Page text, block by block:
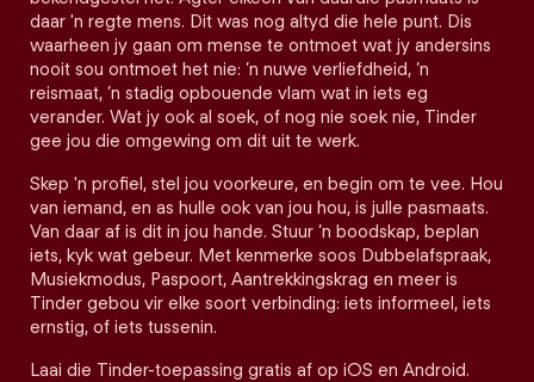
daar 'n regte mens. Dit was nog altyd die hele punt. Dis
waarheen jy gaan om mense te ontmoet wat jy andersins
nooit sou ontmoet het nie: ’n nuwe verliefdheid, ’n
reismaat, ’n stadig opbouende vlam wat in iets eg
verander. Wat jy ook al soek, of nog nie soek nie, Tinder
gee jou die omgewing om dit uit te werk.
Skep 'n profiel, stel jou voorkeure, en begin om te vee. Hou
van iemand, en as hulle ook van jou hou, is julle pasmaats.
Van daar af is dit in jou hande. Stuur ’n boodskap, beplan
iets, kyk wat gebeur. Met kenmerke soos Dubbelafspraak,
Musiekmodus, Paspoort, Aantrekkingskrag en meer is
Tinder gebou vir elke soort verbinding: iets informeel, iets
ernstig, of iets tussenin.
Laai die Tinder-toepassing gratis af op iOS en Android.